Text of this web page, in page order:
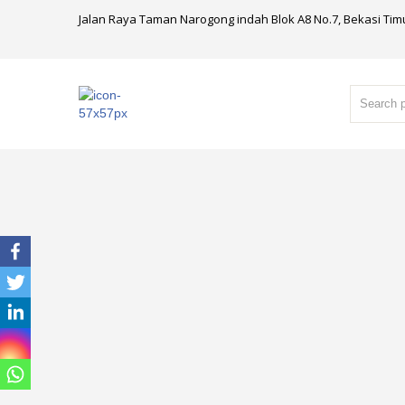
Jalan Raya Taman Narogong indah Blok A8 No.7, Bekasi